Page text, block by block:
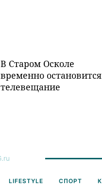
В Старом Осколе
временно остановится
телевещание
LIFESTYLE СПОРТ